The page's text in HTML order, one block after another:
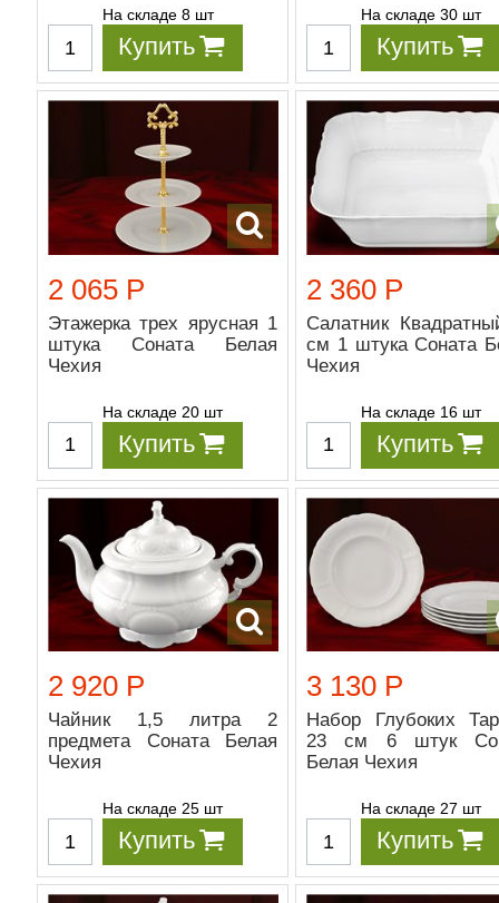
На складе 8 шт
Купить
На складе 30 шт
Купить
2 065 Р
Этажерка трех ярусная 1
штука Соната Белая
Чехия
На складе 20 шт
Купить
2 360 Р
Салатник
см 1 штука Соната
Чехия
На складе 16 шт
Купить
2 920 Р
Чайник 1,5 литра 2
предмета Соната Белая
Чехия
На складе 25 шт
Купить
3 130 Р
Набор Глубоких
23 см 6 штук
Белая Чехия
На складе 27 шт
Купить